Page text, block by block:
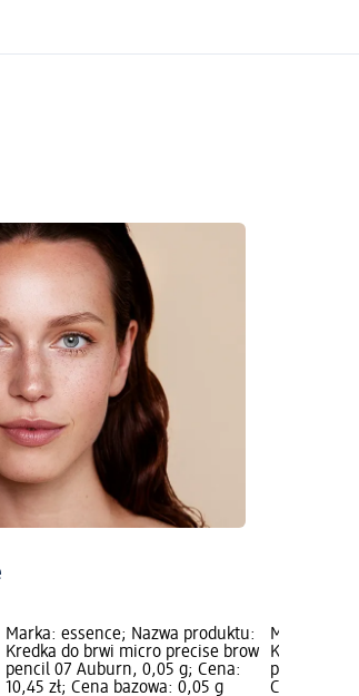
Marka: essence; Nazwa produktu:
Kredka do brwi micro precise brow
pencil 07 Auburn, 0,05 g; Cena:
10,45 zł; Cena bazowa: 0,05 g
Marka:
Kredka do
pencil 06
Cena: